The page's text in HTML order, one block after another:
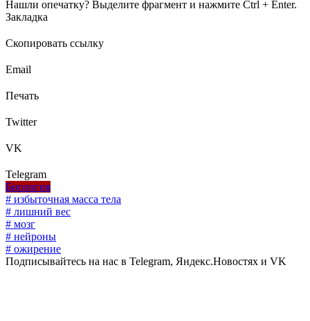
Нашли опечатку? Выделите фрагмент и нажмите Ctrl + Enter.
Закладка
Скопировать ссылку
Email
Печать
Twitter
VK
Telegram
Биология
# избыточная масса тела
# лишний вес
# мозг
# нейроны
# ожирение
Подписывайтесь на нас в Telegram, Яндекс.Новостях и VK